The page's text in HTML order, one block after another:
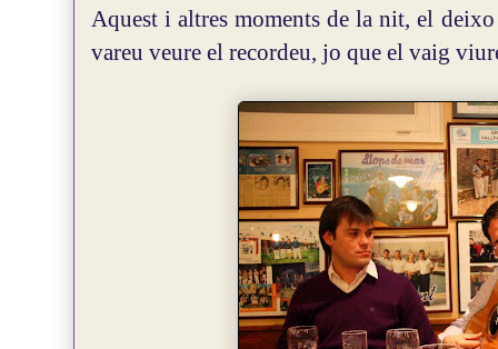
Aquest i altres moments de la nit, el
vareu veure el recordeu, jo que el vaig